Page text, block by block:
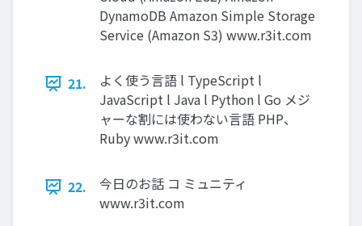
DynamoDB Amazon Simple Storage
Service (Amazon S3) www.r3it.com
21.
よく使う言語 l TypeScript l
JavaScript l Java l Python l Go メジ
ャーな割には使わない言語 PHP、
Ruby www.r3it.com
22.
今日のお話 コ ミュニティ
www.r3it.com